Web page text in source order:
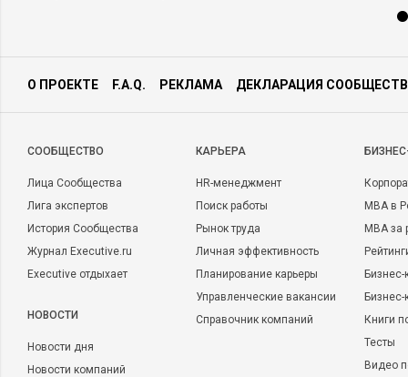
О ПРОЕКТЕ F.A.Q. РЕКЛАМА ДЕКЛАРАЦИЯ
CООБЩЕСТВО
Лица Сообщества
Лига экспертов
История Сообщества
Журнал Executive.ru
Executive отдыхает
НОВОСТИ
Новости дня
Новости компаний
КАРЬЕРА
HR-менеджмент
Поиск работы
Рынок труда
Личная эффективность
Планирование карьеры
Управленческие вакансии
Справочник компаний
MBA в
MBA
Бизнес-
Книги
Тесты
Видео